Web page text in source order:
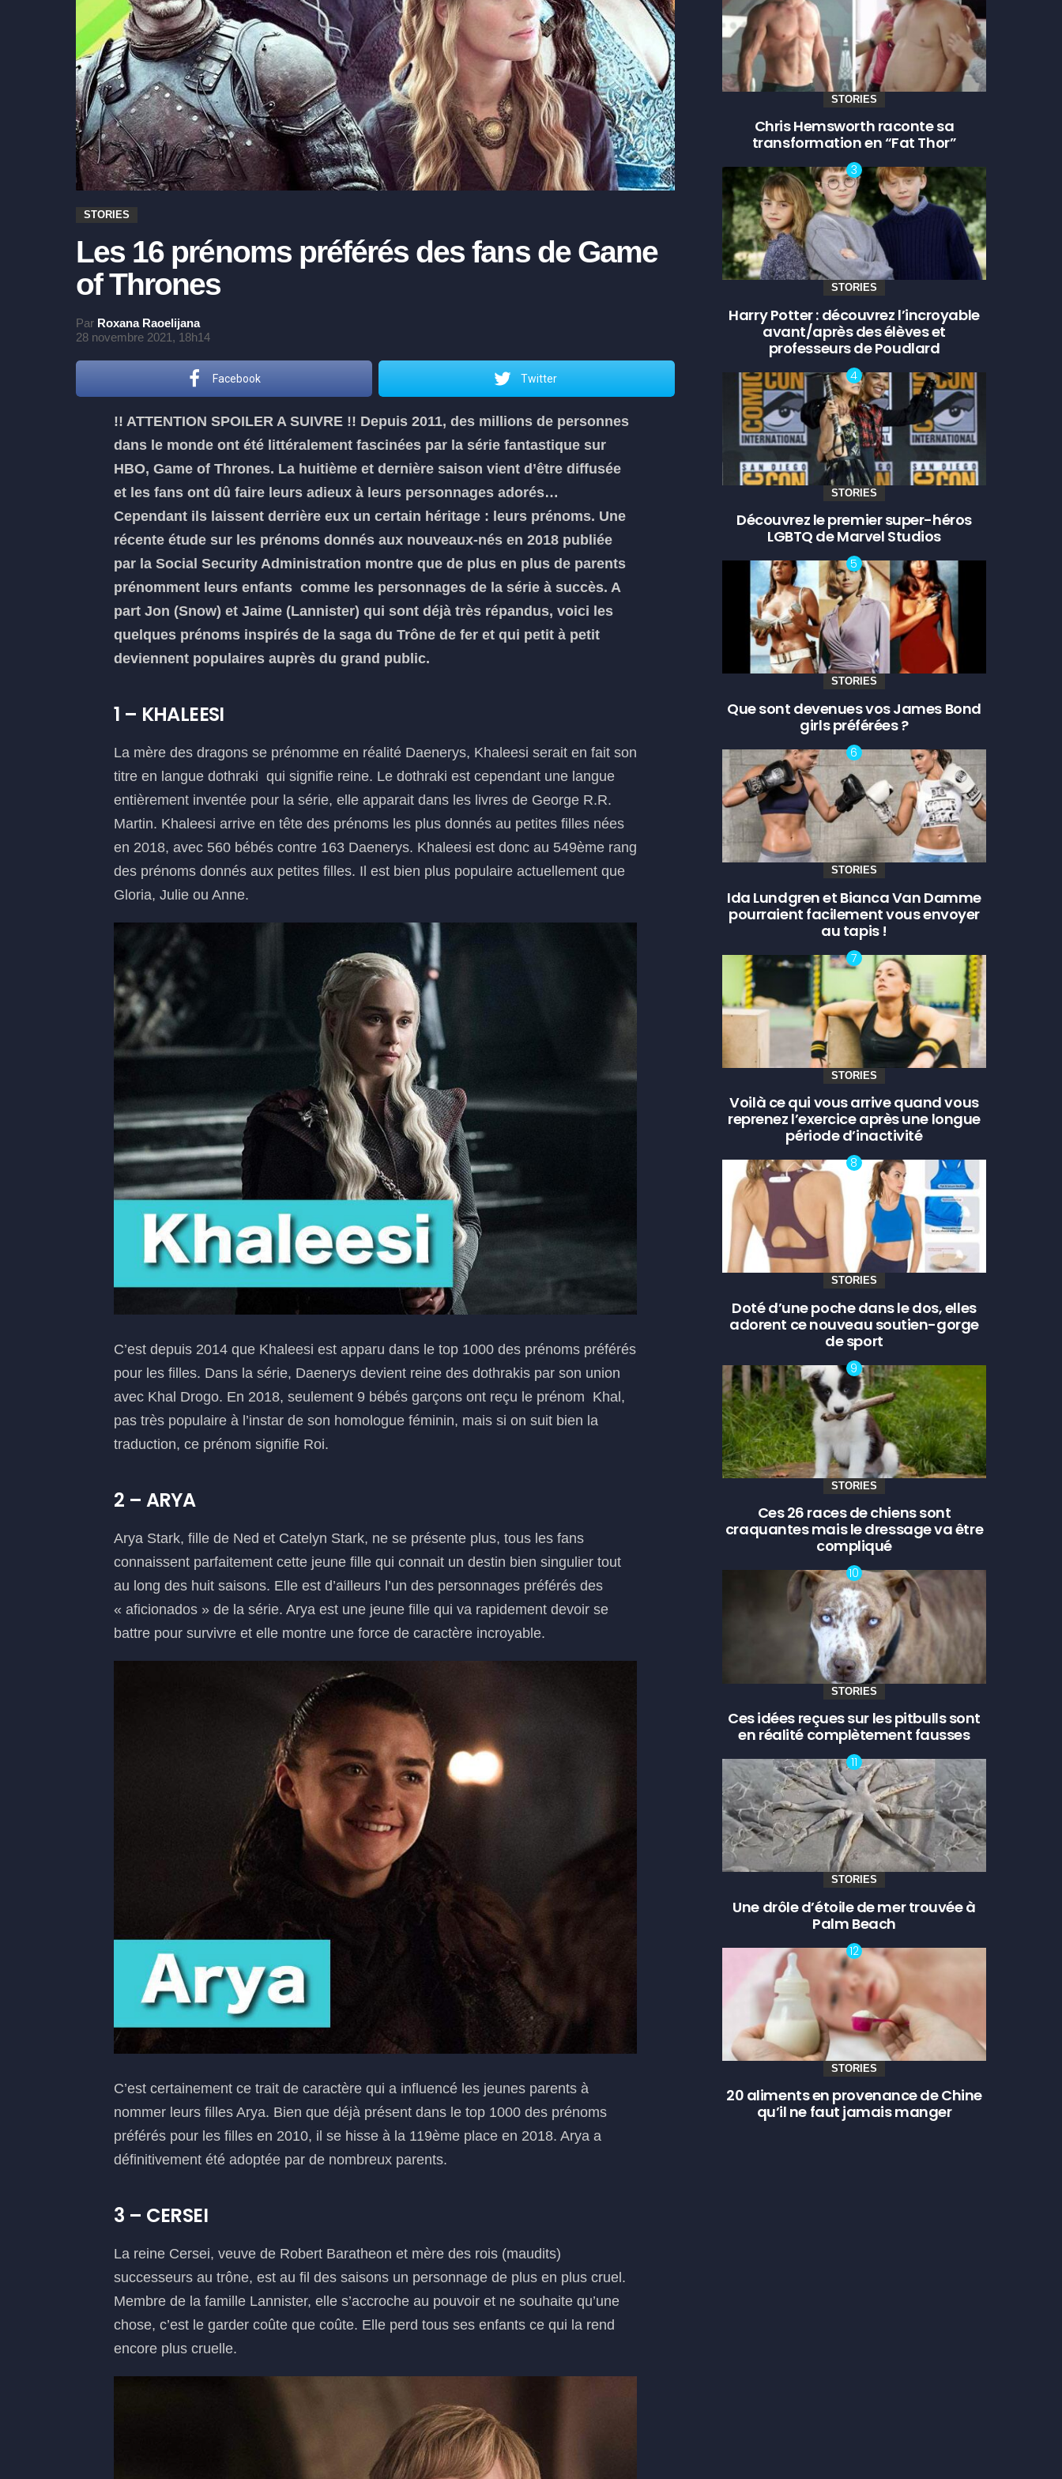
STORIES
Les 16 prénoms préférés des fans de Game
of Thrones
Par Roxana Raoelijana
28 novembre 2021, 18h14
Facebook Twitter
!! ATTENTION SPOILER A SUIVRE !! Depuis 2011, des millions de personnes
dans le monde ont été littéralement fascinées par la série fantastique sur
HBO, Game of Thrones. La huitième et dernière saison vient d’être diffusée
et les fans ont dû faire leurs adieux à leurs personnages adorés…
Cependant ils laissent derrière eux un certain héritage : leurs prénoms. Une
récente étude sur les prénoms donnés aux nouveaux-nés en 2018 publiée
par la Social Security Administration montre que de plus en plus de parents
prénomment leurs enfants comme les personnages de la série à succès. A
part Jon (Snow) et Jaime (Lannister) qui sont déjà très répandus, voici les
quelques prénoms inspirés de la saga du Trône de fer et qui petit à petit
deviennent populaires auprès du grand public.
1 – KHALEESI
La mère des dragons se prénomme en réalité Daenerys, Khaleesi serait en fait son
titre en langue dothraki qui signifie reine. Le dothraki est cependant une langue
entièrement inventée pour la série, elle apparait dans les livres de George R.R.
Martin. Khaleesi arrive en tête des prénoms les plus donnés au petites filles nées
en 2018, avec 560 bébés contre 163 Daenerys. Khaleesi est donc au 549ème rang
des prénoms donnés aux petites filles. Il est bien plus populaire actuellement que
Gloria, Julie ou Anne.
C’est depuis 2014 que Khaleesi est apparu dans le top 1000 des prénoms préférés
pour les filles. Dans la série, Daenerys devient reine des dothrakis par son union
avec Khal Drogo. En 2018, seulement 9 bébés garçons ont reçu le prénom Khal,
pas très populaire à l’instar de son homologue féminin, mais si on suit bien la
traduction, ce prénom signifie Roi.
2 – ARYA
Arya Stark, fille de Ned et Catelyn Stark, ne se présente plus, tous les fans
connaissent parfaitement cette jeune fille qui connait un destin bien singulier tout
au long des huit saisons. Elle est d’ailleurs l’un des personnages préférés des
« aficionados » de la série. Arya est une jeune fille qui va rapidement devoir se
battre pour survivre et elle montre une force de caractère incroyable.
C’est certainement ce trait de caractère qui a influencé les jeunes parents à
nommer leurs filles Arya. Bien que déjà présent dans le top 1000 des prénoms
préférés pour les filles en 2010, il se hisse à la 119ème place en 2018. Arya a
définitivement été adoptée par de nombreux parents.
3 – CERSEI
La reine Cersei, veuve de Robert Baratheon et mère des rois (maudits)
successeurs au trône, est au fil des saisons un personnage de plus en plus cruel.
Membre de la famille Lannister, elle s’accroche au pouvoir et ne souhaite qu’une
chose, c’est le garder coûte que coûte. Elle perd tous ses enfants ce qui la rend
encore plus cruelle.
STORIES
Chris Hemsworth raconte sa
transformation en “Fat Thor”
STORIES
Harry Potter : découvrez l’incroyable
avant/après des élèves et
professeurs de Poudlard
STORIES
Découvrez le premier super-héros
LGBTQ de Marvel Studios
STORIES
Que sont devenues vos James Bond
girls préférées ?
STORIES
Ida Lundgren et Bianca Van Damme
pourraient facilement vous envoyer
au tapis !
STORIES
Voilà ce qui vous arrive quand vous
reprenez l’exercice après une longue
période d’inactivité
STORIES
Doté d’une poche dans le dos, elles
adorent ce nouveau soutien-gorge
de sport
STORIES
Ces 26 races de chiens sont
craquantes mais le dressage va être
compliqué
STORIES
Ces idées reçues sur les pitbulls sont
en réalité complètement fausses
STORIES
Une drôle d’étoile de mer trouvée à
Palm Beach
STORIES
20 aliments en provenance de Chine
qu’il ne faut jamais manger